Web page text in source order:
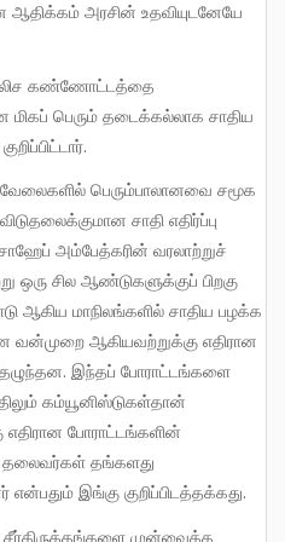
ஆதிக்கம் அரசின் உதவியுடனேயே
பெரும் தடைக்கல்லாக சாதிய
சாதி எதிர்ப்பு
அம்பேத்கரின் வரலாற்றுச்
ஒரு சில ஆண்டுகளுக்குப் பிறகு
ஆகிய மாநிலங்களில் சாதிய பழக்க
வன்முறை ஆகியவற்றுக்கு எதிரான
இந்தப் போராட்டங்களை
கம்யூனிஸ்டுகள்தான்
எதிரான போராட்டங்களின்
தங்களது
இங்கு குறிப்பிடத்தக்கது.